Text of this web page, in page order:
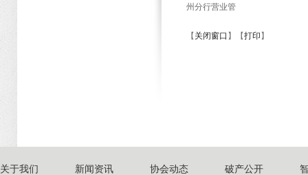
州分行营业管
【关闭窗口 】【打印】
关于我们 新闻资讯 协会动态 破产公开